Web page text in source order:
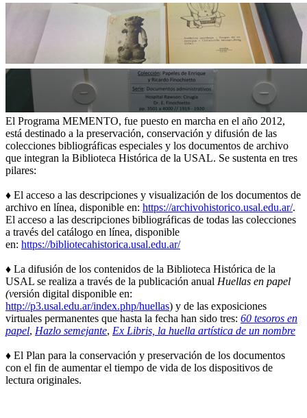
El Programa MEMENTO, fue puesto en marcha en el año 2012,
está destinado a la preservación, conservación y difusión de las
colecciones bibliográficas especiales y los documentos de archivo
que integran la Biblioteca Histórica de la USAL. Se sustenta en tres
pilares:
♦ El acceso a las descripciones y visualización de los documentos de
archivo en línea, disponible en: https://archivohistorico.usal.edu.ar/.
El acceso a las descripciones bibliográficas de todas las colecciones
a través del catálogo en línea, disponible
en: https://bibliotecahistorica.usal.edu.ar/
♦ La difusión de los contenidos de la Biblioteca Histórica de la
USAL se realiza a través de la publicación anual Huellas en papel
(versión digital disponible en:
http://p3.usal.edu.ar/index.php/huellas) y de las exposiciones
virtuales permanentes que hasta la fecha han sido tres: 60 tesoros en
papel, Hazlo semejante, Ex Libris, la huella artística de un nombre
♦ El Plan para la conservación y preservación de los documentos
con el fin de aumentar el tiempo de vida de los dispositivos de
lectura originales.